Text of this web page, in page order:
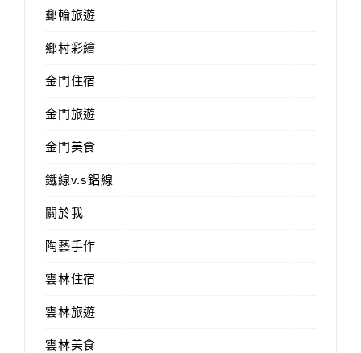
郵輪旅遊
鄉村彩繪
金門住宿
金門旅遊
金門美食
鐵線v.s鋁線
關於我
陶藝手作
雲林住宿
雲林旅遊
雲林美食